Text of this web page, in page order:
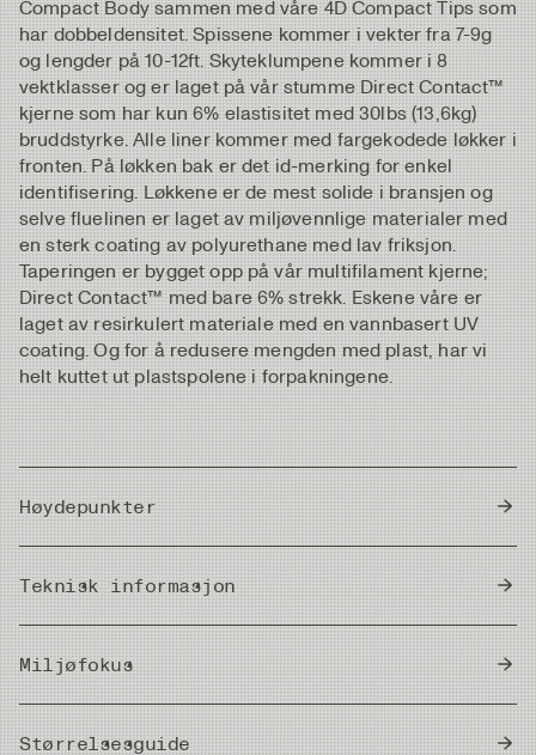
Compact Body sammen med våre 4D Compact Tips som
har dobbeldensitet. Spissene kommer i vekter fra 7-9g
og lengder på 10-12ft. Skyteklumpene kommer i 8
vektklasser og er laget på vår stumme Direct Contact™
kjerne som har kun 6% elastisitet med 30lbs (13,6kg)
bruddstyrke. Alle liner kommer med fargekodede løkker i
fronten. På løkken bak er det id-merking for enkel
identifisering. Løkkene er de mest solide i bransjen og
selve fluelinen er laget av miljøvennlige materialer med
en sterk coating av polyurethane med lav friksjon.
Taperingen er bygget opp på vår multifilament kjerne;
Direct Contact™ med bare 6% strekk. Eskene våre er
laget av resirkulert materiale med en vannbasert UV
coating. Og for å redusere mengden med plast, har vi
helt kuttet ut plastspolene i forpakningene.
Høydepunkter
Perfect for single hand- switch and shorter double
hand rods up to 13ft
Well balanced, rigid and precise in the flight.
Easy lift-off from the water makes casting effortless.
Core with only 6% stretch for better contact with the
fish/fishing.
Add 4D Compact tips to match your preferred total
Teknisk informasjon
Sink
Rate
Sink 3 - 3" (8 cm) Pr. second / 13 seconds pr.
meter
Head Length 5,4 m / 17,7 ft
Miljøfokus
Giftfri
Dette fluesnøret er laget av polyurethane og
Størrelsesguide